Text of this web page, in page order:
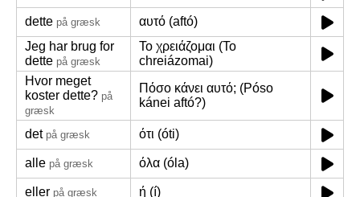
dette på græsk
αυτό (aftó)
Jeg har brug for
dette på græsk
Το χρειάζομαι (To
chreiázomai)
Hvor meget
koster dette? på
græsk
Πόσο κάνει αυτό; (Póso
kánei aftó?)
det på græsk ότι (óti)
alle på græsk όλα (óla)
eller på græsk ή (í)